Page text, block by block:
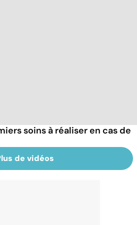
soins à réaliser en cas de
de vidéos